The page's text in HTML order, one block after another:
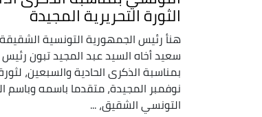
الثورة التحريرية المجيدة
هنأ رئيس الجمهورية التونسية
سعيد أخاه السيد عبد المجيد تبون
بمناسبة الذكرى الحادية والسبعين،
نوفمبر المجيدة، متقدما باسمه
التونسي الشقيق، ...